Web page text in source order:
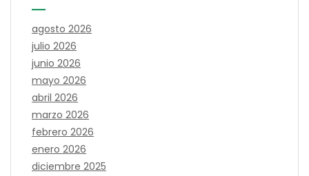
agosto 2026
julio 2026
junio 2026
mayo 2026
abril 2026
marzo 2026
febrero 2026
enero 2026
diciembre 2025